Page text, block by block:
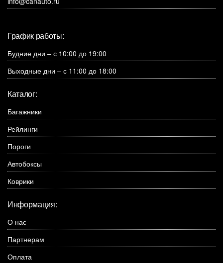
График работы:
Будние дни – с 10:00 до 19:00
Выходные дни – с 11:00 до 18:00
Каталог:
Багажники
Рейлинги
Пороги
Автобоксы
Коврики
Информация:
О нас
Партнерам
Оплата